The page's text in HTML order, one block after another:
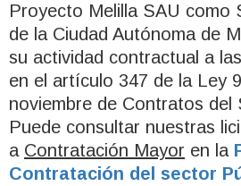
Proyecto Melilla SAU como
de la Ciudad Autónoma de
su actividad contractual a
en el artículo 347 de la Ley
noviembre de Contratos del
Puede consultar nuestras
a Contratación Mayor en la
Contratación del sector